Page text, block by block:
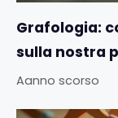
Grafologia:
sulla nostra
Aanno scorso